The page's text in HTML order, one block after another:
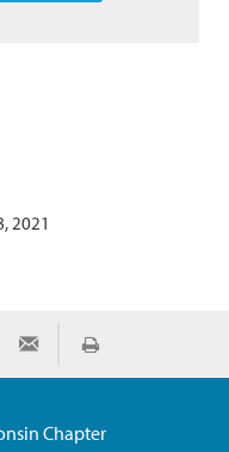
2021
on Twitter
Share via EmailImprimir
Chapter